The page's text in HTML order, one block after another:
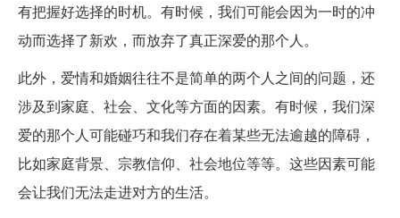
有把握好选择的时机。有时候，我们可能会因为一时的冲
动而选择了新欢，而放弃了真正深爱的那个人。
此外，爱情和婚姻往往不是简单的两个人之间的问题，还
涉及到家庭、社会、文化等方面的因素。有时候，我们深
爱的那个人可能碰巧和我们存在着某些无法逾越的障碍，
比如家庭背景、宗教信仰、社会地位等等。这些因素可能
会让我们无法走进对方的生活。